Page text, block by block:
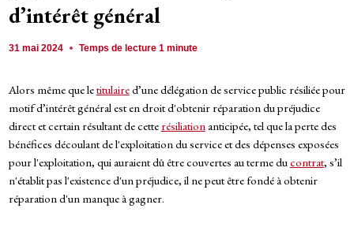
d’intérêt général
31 mai 2024 Temps de lecture1 minute
Alors même que letitulaired’une délégation de service public résiliée pour
motif d’intérêt général est en droit d'obtenir réparation du préjudice
direct et certain résultant de cette résiliationanticipée, tel que la perte des
bénéfices découlant de l'exploitation du service et des dépenses exposées
pour l'exploitation, qui auraient dû être couvertes au terme ducontrat, s’il
n'établit pas l'existence d'un préjudice, il ne peut être fondé à obtenir
réparation d'un manque à gagner.